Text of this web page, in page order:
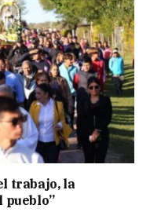
trabajo, la
pueblo”